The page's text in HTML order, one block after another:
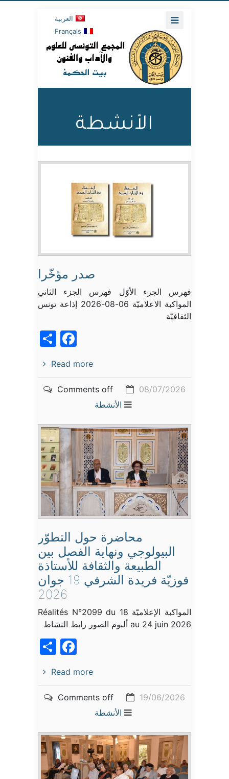
العربية
Français
الأنشطة
صدر مؤخّرا
فهرس الجزء الأوّل فهرس الجزء الثاني
المواكبة الاعلاميّة 06-08-2026 إذاعة تونس
الثقافيّة
Read more
08/07/2026
Comments off
الأنشطة
محاضرة حول التطوّر
البيولوجي ونهاية الفصل بين
الطبيعة والثقافة للأستاذة
فوزيّة فريدة الشرفي 19 جوان
2026
المواكبة الإعلاميّة Réalités N°2099 du 18
au 24 juin 2026 ألبوم الصور رابط النشاط
Read more
19/06/2026
Comments off
الأنشطة